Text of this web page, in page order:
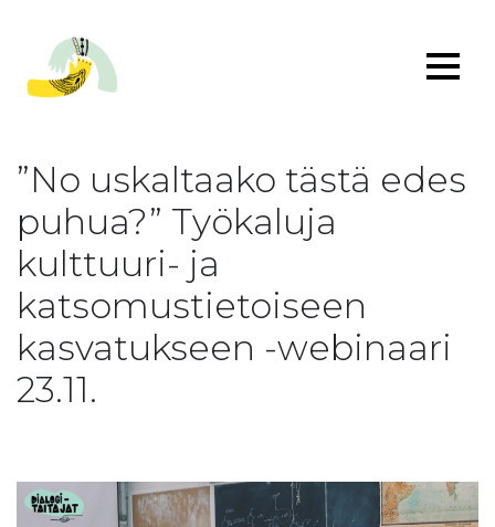
”No uskaltaako tästä edes
puhua?” Työkaluja
kulttuuri- ja
katsomustietoiseen
kasvatukseen -webinaari
23.11.